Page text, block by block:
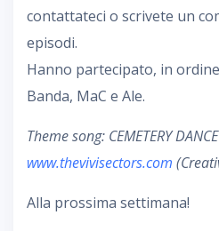
contattateci o scrivete un
episodi.
Hanno partecipato, in
Banda, MaC e Ale.
Theme song: CEMETERY
www.thevivisectors.com
Alla prossima settimana!